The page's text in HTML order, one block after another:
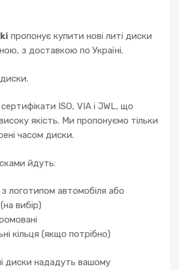
пропонує купити нові литі диски
з доставкою по Україні.
ISO, VIA і JWL, що
якість. Ми пропонуємо тільки
часом диски.
йдуть:
логотипом автомобіля або
вибір)
кільця (якщо потрібно)
диски нададуть вашому